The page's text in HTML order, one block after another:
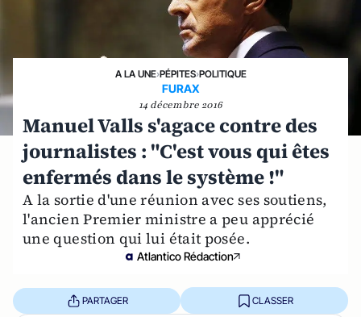
A LA UNE›PÉPITES›POLITIQUE
FURAX
14 décembre 2016
Manuel Valls s'agace contre des
journalistes : "C'est vous qui êtes
enfermés dans le système !"
A la sortie d'une réunion avec ses soutiens,
l'ancien Premier ministre a peu apprécié
une question qui lui était posée.
Atlantico Rédaction
PARTAGER CLASSER